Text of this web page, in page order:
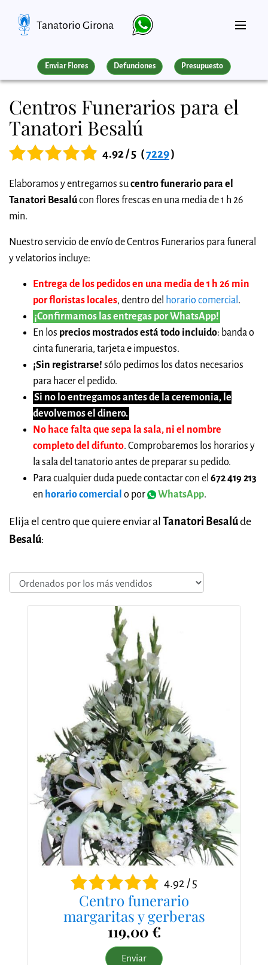
Tanatorio Girona
Enviar Flores Defunciones Presupuesto
Centros Funerarios para el
Tanatori Besalú
4.92 / 5 (7229)
Elaboramos y entregamos sucentro funerario para el
Tanatori Besalúcon flores frescas en una media de 1 h 26
min.
Nuestro servicio de envío de Centros Funerarios para funeral
y velatorios incluye:
Entrega de los pedidos en una media de 1 h 26 min
por floristas locales, dentro del horario comercial .
¡Confirmamos las entregas por WhatsApp!
En los precios mostrados está todo incluido: banda o
cinta funeraria, tarjeta e impuestos.
¡Sin registrarse! sólo pedimos los datos necesarios
para hacer el pedido.
Si no lo entregamos antes de la ceremonia, le
devolvemos el dinero.
No hace falta que sepa la sala, ni el nombre
completo del difunto. Comprobaremos los horarios y
la sala del tanatorio antes de preparar su pedido.
Para cualquier duda puede contactar con el 672 419 213
en horario comercial o por WhatsApp.
Elija el centro que quiere enviar al Tanatori Besalúde
Besalú:
4.92 / 5
Centro funerario
margaritas y gerberas
119,00 €
Enviar